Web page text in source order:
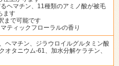
ヘマチン、11種類のアミノ酸が被毛
ます
まで可能です
ティックフローラルの香り
ヘマチン、ジラウロイルグルタミン酸
オタニウム-61、加水分解ケラチン、